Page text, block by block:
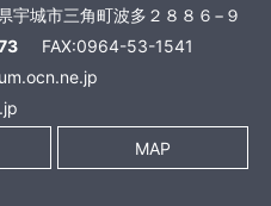
城市三角町波多２８８６−９
FAX:0964-53-1541
MAP